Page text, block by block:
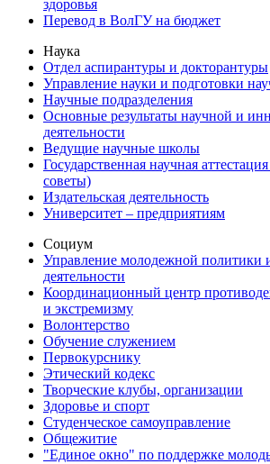
здоровья
Перевод в ВолГУ на бюджет
Наука
Отдел аспирантуры и докторантуры
Управление науки и подготовки
Научные подразделения
Основные результаты научной и
деятельности
Ведущие научные школы
Государственная научная
советы)
Издательская деятельность
Университет – предприятиям
Социум
Управление молодежной политики
деятельности
Координационный центр
и экстремизму
Волонтерство
Обучение служением
Первокурснику
Этический кодекс
Творческие клубы, организации
Здоровье и спорт
Студенческое самоуправление
Общежитие
"Единое окно" по поддержке